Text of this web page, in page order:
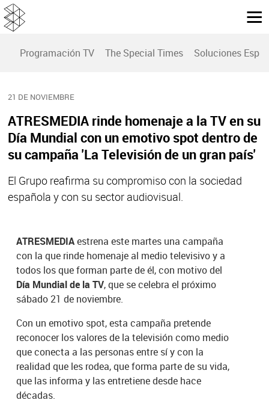
Programación TV The Special Times Soluciones
21 DE NOVIEMBRE
ATRESMEDIA rinde homenaje a la TV en su
Día Mundial con un emotivo spot dentro de
su campaña 'La Televisión de un gran país'
El Grupo reafirma su compromiso con la sociedad
española y con su sector audiovisual.
ATRESMEDIAestrena este martes una campaña
con la que rinde homenaje al medio televisivo y a
todos los que forman parte de él, con motivo del
Día Mundial de la TV, que se celebra el próximo
sábado 21 de noviembre.
Con un emotivo spot, esta campaña pretende
reconocer los valores de la televisión como medio
que conecta a las personas entre sí y con la
realidad que les rodea, que forma parte de su vida,
que las informa y las entretiene desde hace
décadas.